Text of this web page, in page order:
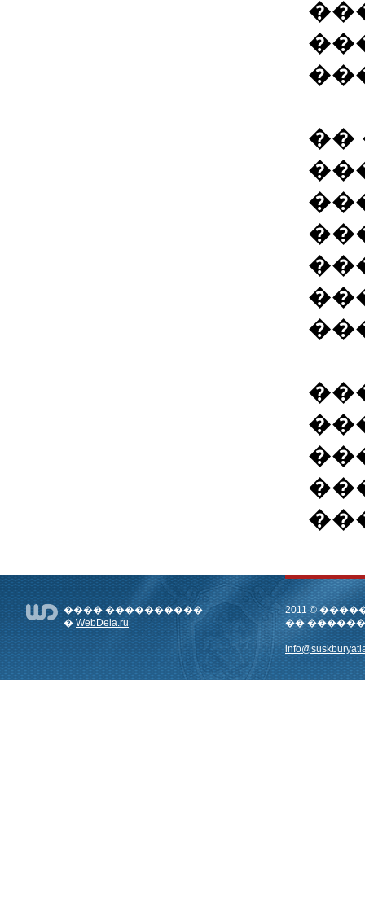
��
���� ����������
�WebDela.ru
2011 ©
��